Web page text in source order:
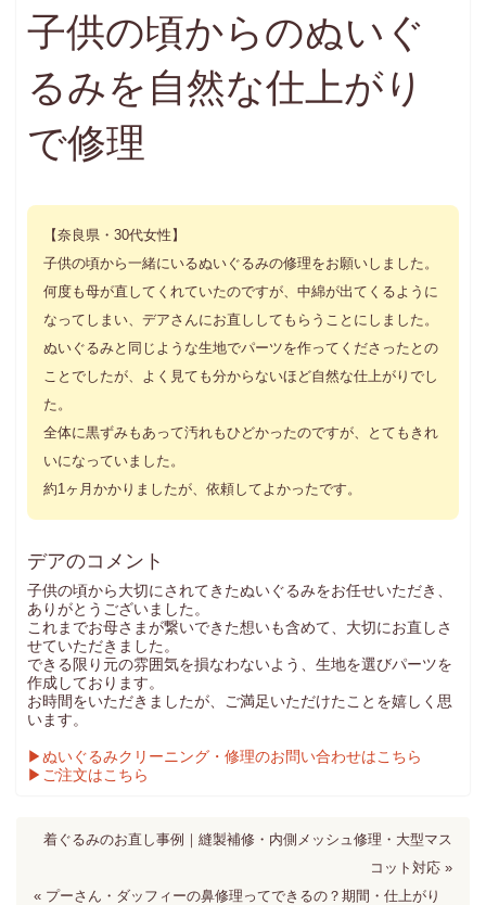
子供の頃からのぬいぐ
るみを自然な仕上がり
で修理
【奈良県・30代女性】
子供の頃から一緒にいるぬいぐるみの修理をお願いしました。
何度も母が直してくれていたのですが、中綿が出てくるように
なってしまい、デアさんにお直ししてもらうことにしました。
ぬいぐるみと同じような生地でパーツを作ってくださったとの
ことでしたが、よく見ても分からないほど自然な仕上がりでし
た。
全体に黒ずみもあって汚れもひどかったのですが、とてもきれ
いになっていました。
約1ヶ月かかりましたが、依頼してよかったです。
デアのコメント
子供の頃から大切にされてきたぬいぐるみをお任せいただき、
ありがとうございました。
これまでお母さまが繋いできた想いも含めて、大切にお直しさ
せていただきました。
できる限り元の雰囲気を損なわないよう、生地を選びパーツを
作成しております。
お時間をいただきましたが、ご満足いただけたことを嬉しく思
います。
▶ぬいぐるみクリーニング・修理のお問い合わせはこちら
▶ご注文はこちら
着ぐるみのお直し事例｜縫製補修・内側メッシュ修理・大型マス
コット対応 »
« プーさん・ダッフィーの鼻修理ってできるの？期間・仕上がり